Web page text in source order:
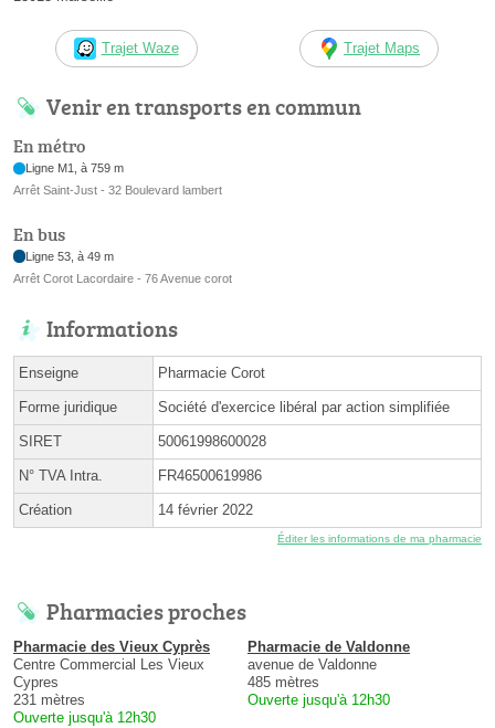
Trajet Waze Trajet Maps
Venir en transports en commun
En métro
Ligne M1, à 759 m
Arrêt Saint-Just - 32 Boulevard lambert
En bus
Ligne 53, à 49 m
Arrêt Corot Lacordaire - 76 Avenue corot
Informations
Enseigne Pharmacie Corot
Forme juridique Société d'exercice libéral par action simplifiée
SIRET 50061998600028
N° TVA Intra. FR46500619986
Création 14 février 2022
Éditer les informations de ma pharmacie
Pharmacies proches
Pharmacie des Vieux Cyprès
Centre Commercial Les Vieux
Cypres
231 mètres
Ouverte jusqu'à 12h30
Pharmacie de Valdonne
avenue de Valdonne
485 mètres
Ouverte jusqu'à 12h30